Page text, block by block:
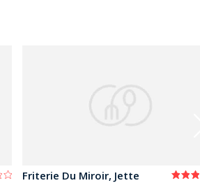
Friterie Du Miroir, Jette